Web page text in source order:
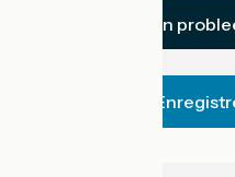
Een